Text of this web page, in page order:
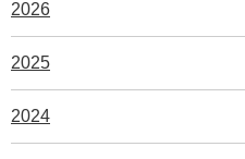
2026
2025
2024